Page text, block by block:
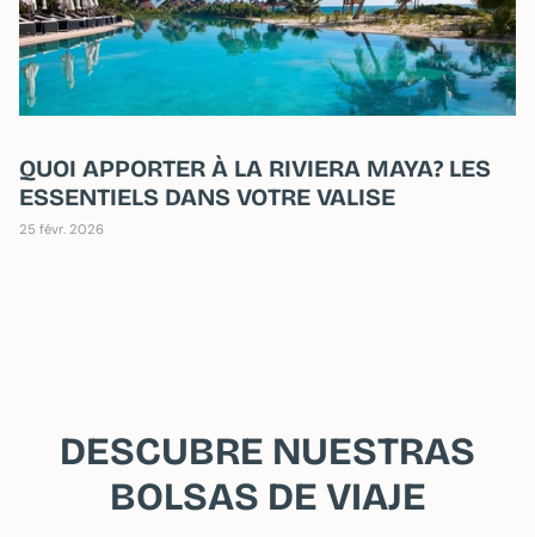
QUOI APPORTER À LA RIVIERA MAYA? LES
ESSENTIELS DANS VOTRE VALISE
25 févr. 2026
DESCUBRE NUESTRAS
BOLSAS DE VIAJE